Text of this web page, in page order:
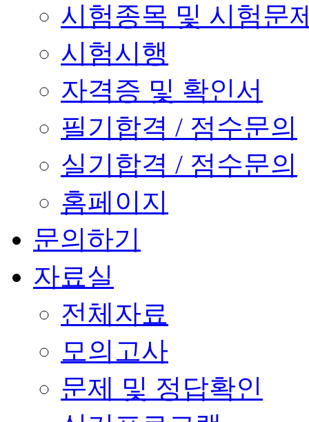
시험종목 및 시험문
시험시행
자격증 및 확인서
필기합격 / 점수문의
실기합격 / 점수문의
홈페이지
문의하기
자료실
전체자료
모의고사
문제 및 정답확인